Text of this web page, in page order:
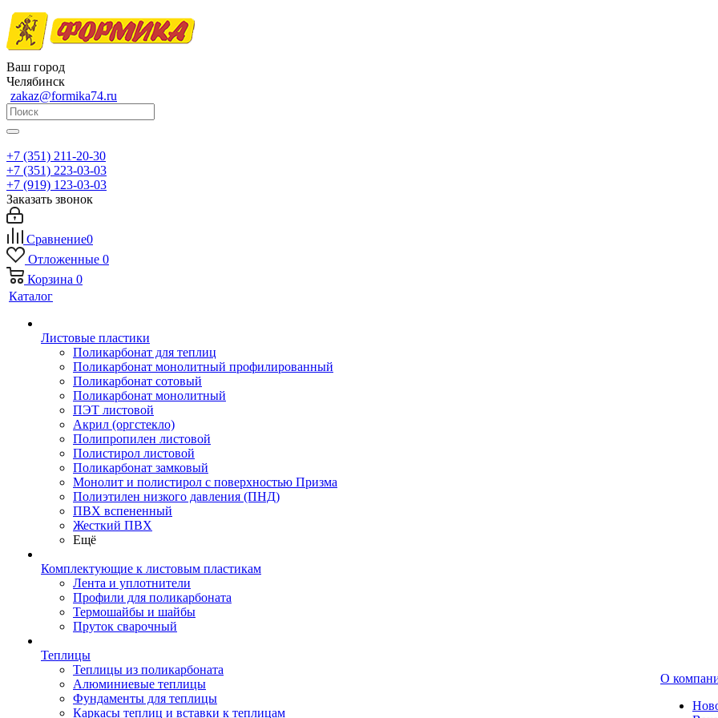
Ваш город
Челябинск
zakaz@formika74.ru
+7 (351) 211-20-30
+7 (351) 223-03-03
+7 (919) 123-03-03
Заказать звонок
Сравнение0
Отложенные 0
Корзина 0
Каталог
Листовые пластики
Поликарбонат для теплиц
Поликарбонат монолитный профилированный
Поликарбонат сотовый
Поликарбонат монолитный
ПЭТ листовой
Акрил (оргстекло)
Полипропилен листовой
Полистирол листовой
Поликарбонат замковый
Монолит и полистирол с поверхностью Призма
Полиэтилен низкого давления (ПНД)
ПВХ вспененный
Жесткий ПВХ
Ещё
Комплектующие к листовым пластикам
Лента и уплотнители
Профили для поликарбоната
Термошайбы и шайбы
Пруток сварочный
Теплицы
Теплицы из поликарбоната
Алюминиевые теплицы
Фундаменты для теплицы
Каркасы теплиц и вставки к теплицам
О